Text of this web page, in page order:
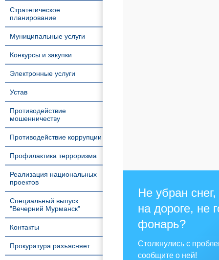
Стратегическое
планирование
Муниципальные услуги
Конкурсы и закупки
Электронные услуги
Устав
Противодействие
мошенничеству
Противодействие коррупции
Профилактика терроризма
Реализация национальных
проектов
Специальный выпуск
"Вечерний Мурманск"
Контакты
Прокуратура разъясняет
Не убран
на дороге, не
фонарь?
Столкнулись с
сообщите о ней!